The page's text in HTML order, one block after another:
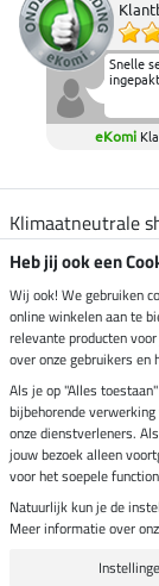
Snelle
ingepakt.
eKomi
Klimaatneutrale
Verzending per
Veilig betalen met
Alle
Heb jij ook een
Wij ook! We gebruiken
online winkelen aan te
relevante producten
over onze gebruikers en
Als je op "Alles
bijbehorende
onze dienstverleners.
jouw bezoek alleen
voor het soepele
Natuurlijk kun je de
Meer informatie over